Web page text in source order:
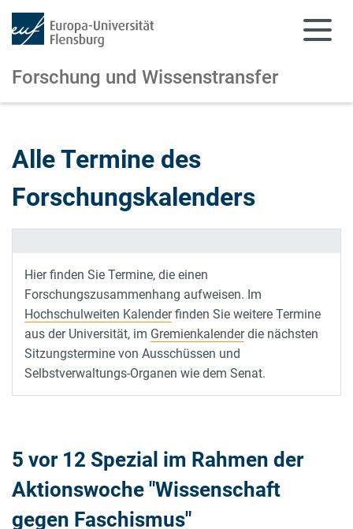
Forschung und Wissenstransfer
Alle Termine des
Forschungskalenders
Hier finden Sie Termine, die einen
Forschungszusammenhang aufweisen. Im
Hochschulweiten Kalenderfinden Sie weitere Termine
aus der Universität, im Gremienkalenderdie nächsten
Sitzungstermine von Ausschüssen und
Selbstverwaltungs-Organen wie dem Senat.
5 vor 12 Spezial im Rahmen der
Aktionswoche "Wissenschaft
gegen Faschismus"